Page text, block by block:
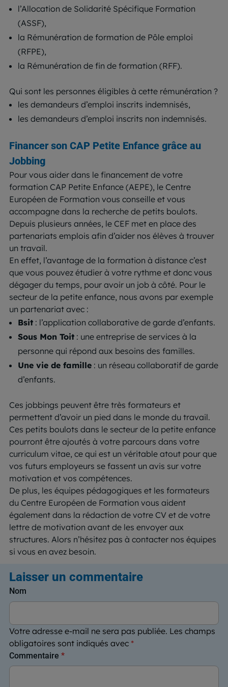
l’Allocation de Solidarité Spécifique Formation
(ASSF),
la Rémunération de formation de Pôle emploi
(RFPE),
la Rémunération de fin de formation (RFF).
Qui sont les personnes éligibles à cette rémunération ?
les demandeurs d’emploi inscrits indemnisés,
les demandeurs d’emploi inscrits non indemnisés.
Financer son CAP Petite Enfance grâce au
Jobbing
Pour vous aider dans le financement de votre
formation CAP Petite Enfance (AEPE), le Centre
Européen de Formation vous conseille et vous
accompagne dans la recherche de petits boulots.
Depuis plusieurs années, le CEF met en place des
partenariats emplois afin d’aider nos élèves à trouver
un travail.
En effet, l’avantage de la formation à distance c’est
que vous pouvez étudier à votre rythme et donc vous
dégager du temps, pour avoir un job à côté. Pour le
secteur de la petite enfance, nous avons par exemple
un partenariat avec :
Bsit : l’application collaborative de garde d’enfants.
Sous Mon Toit : une entreprise de services à la
personne qui répond aux besoins des familles.
Une vie de famille : un réseau collaboratif de garde
d’enfants.
Ces jobbings peuvent être très formateurs et
permettent d’avoir un pied dans le monde du travail.
Ces petits boulots dans le secteur de la petite enfance
pourront être ajoutés à votre parcours dans votre
curriculum vitae, ce qui est un véritable atout pour que
vos futurs employeurs se fassent un avis sur votre
motivation et vos compétences.
De plus, les équipes pédagogiques et les formateurs
du Centre Européen de Formation vous aident
également dans la rédaction de votre CV et de votre
lettre de motivation avant de les envoyer aux
structures. Alors n’hésitez pas à contacter nos équipes
si vous en avez besoin.
Laisser un commentaire
Votre adresse e-mail ne sera pas publiée. Les champs
obligatoires sont indiqués avec *
Nom
Commentaire *